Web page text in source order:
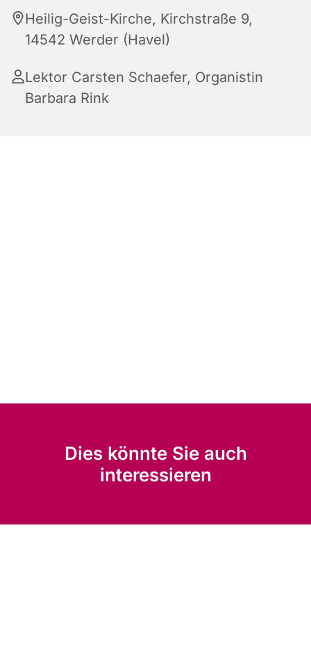
Heilig-Geist-Kirche, Kirchstraße 9,
14542 Werder (Havel)
Lektor Carsten Schaefer, Organistin
Barbara Rink
Dies könnte Sie auch
interessieren